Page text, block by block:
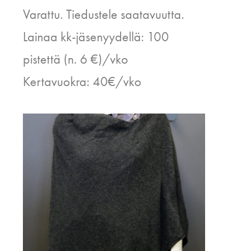
Varattu. Tiedustele saatavuutta.
Lainaa kk-jäsenyydellä: 100
pistettä (n. 6 €)/vko
Kertavuokra: 40€/vko